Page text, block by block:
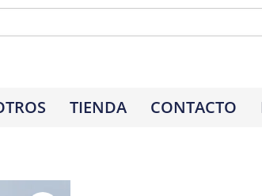
TIENDA CONTACTO